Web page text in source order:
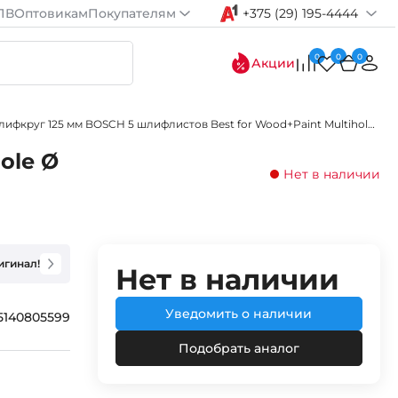
ОптовикамПокупателям +375 (29) 195-4444
Акции 0 0 0
Шлифкруг 125 мм BOSCH 5 шлифлистов Best for Wood+Paint Multihole Ø K180
Ø
Нет в наличии
Нет в наличии
Уведомить о наличии
Подобрать аналог